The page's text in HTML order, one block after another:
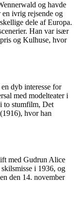
og havde
ivrig rejsende og
dele af Europa.
Han var især
og Kulhuse, hvor
dyb interesse for
med modelteater i
to stumfilm, Det
hvor han
med Gudrun Alice
i 1936, og
den 14. november